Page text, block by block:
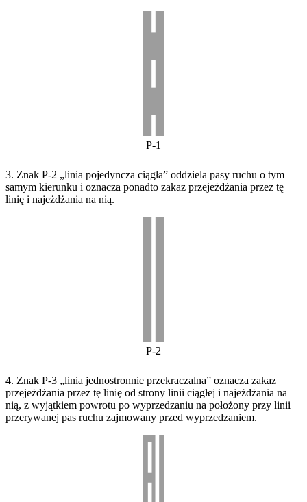
P-1
3. Znak P-2 „linia pojedyncza ciągła” oddziela pasy ruchu o tym
samym kierunku i oznacza ponadto zakaz przejeżdżania przez tę
linię i najeżdżania na nią.
P-2
4. Znak P-3 „linia jednostronnie przekraczalna” oznacza zakaz
przejeżdżania przez tę linię od strony linii ciągłej i najeżdżania na
nią, z wyjątkiem powrotu po wyprzedzaniu na położony przy linii
przerywanej pas ruchu zajmowany przed wyprzedzaniem.